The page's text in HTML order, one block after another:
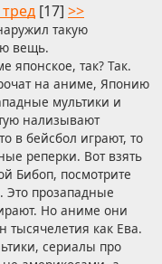
[17] >>
такую
вещь.
японское, так? Так.
на аниме, Японию
мультики и
нализывают
в бейсбол играют, то
реперки. Вот взять
Бибоп, посмотрите
Это прозападные
Но аниме они
тысячелетия как Ева.
сериалы про